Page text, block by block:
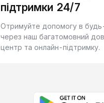
підтримки 24/7
Отримуйте допомогу в
через наш багатомовний
центр та онлайн-підтримку.